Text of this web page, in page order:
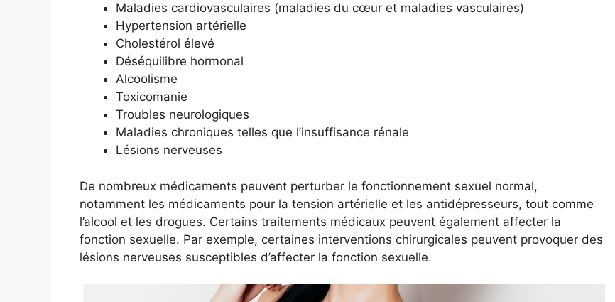
Maladies cardiovasculaires (maladies du cœur et maladies vasculaires)
Hypertension artérielle
Cholestérol élevé
Déséquilibre hormonal
Alcoolisme
Toxicomanie
Troubles neurologiques
Maladies chroniques telles que l’insuffisance rénale
Lésions nerveuses
De nombreux médicaments peuvent perturber le fonctionnement sexuel normal,
notamment les médicaments pour la tension artérielle et les antidépresseurs, tout comme
l’alcool et les drogues. Certains traitements médicaux peuvent également affecter la
fonction sexuelle. Par exemple, certaines interventions chirurgicales peuvent provoquer des
lésions nerveuses susceptibles d’affecter la fonction sexuelle.